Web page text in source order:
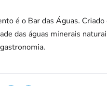
é o Bar das Águas.
das águas minerais